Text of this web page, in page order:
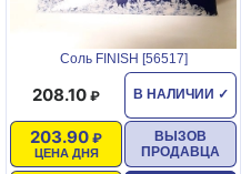
Соль FINISH [56517]
В НАЛИЧИИ ✓
208.10
ЦЕНА ДНЯ
203.90
ВЫЗОВ
ПРОДАВЦА